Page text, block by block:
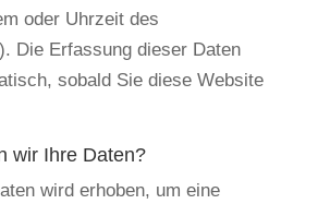
oder Uhrzeit des
Die Erfassung dieser Daten
sobald Sie diese Website
wir Ihre Daten?
wird erhoben, um eine